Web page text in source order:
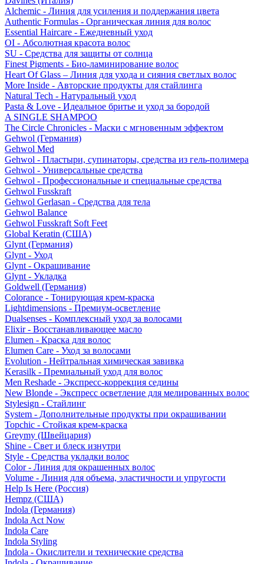
Alchemic - Линия для усиления и поддержания цвета
Authentic Formulas - Органическая линия для волос
Essential Haircare - Eжедневный уход
OI - Абсолютная красота волос
SU - Средства для защиты от солнца
Finest Pigments - Био-ламинирование волос
Heart Of Glass – Линия для ухода и сияния светлых волос
More Inside - Авторские продукты для стайлинга
Natural Tech - Натуральный уход
Pasta & Love - Идеальное бритье и уход за бородой
A SINGLE SHAMPOO
The Circle Chronicles - Маски с мгновенным эффектом
Gehwol (Германия)
Gehwol Med
Gehwol - Пластыри, супинаторы, средства из гель-полимера
Gehwol - Универсальные средства
Gehwol - Профессиональные и специальные средства
Gehwol Fusskraft
Gehwol Gerlasan - Средства для тела
Gehwol Balance
Gehwol Fusskraft Soft Feet
Global Keratin (США)
Glynt (Германия)
Glynt - Уход
Glynt - Окрашивание
Glynt - Укладка
Goldwell (Германия)
Colorance - Тонирующая крем-краска
Lightdimensions - Премиум-осветление
Dualsenses - Комплексный уход за волосами
Elixir - Восстанавливающее масло
Elumen - Краска для волос
Elumen Care - Уход за волосами
Evolution - Нейтральная химическая завивка
Kerasilk - Премиальный уход для волос
Men Reshade - Экспресс-коррекция седины
New Blonde - Экспресс осветление для мелированных волос
Stylesign - Стайлинг
System - Дополнительные продукты при окрашивании
Topchic - Стойкая крем-краска
Greymy (Швейцария)
Shine - Свет и блеск изнутри
Style - Средства укладки волос
Color - Линия для окрашенных волос
Volume - Линия для объема, эластичности и упругости
Help Is Here (Россия)
Hempz (США)
Indola (Германия)
Indola Act Now
Indola Care
Indola Styling
Indola - Окислители и технические средства